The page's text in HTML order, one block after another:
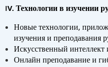
IV.Технологии в изучении
Новые технологии,
изучения и преподавания
Искусственный
Онлайн преподавание и